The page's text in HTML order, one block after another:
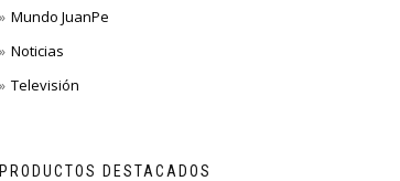
Mundo JuanPe
Noticias
Televisión
PRODUCTOS DESTACADOS